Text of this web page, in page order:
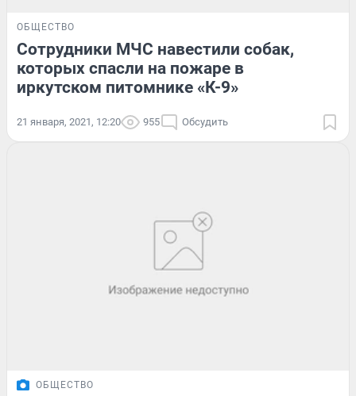
ОБЩЕСТВО
Сотрудники МЧС навестили собак,
которых спасли на пожаре в
иркутском питомнике «К-9»
21 января, 2021, 12:20 955 Обсудить
ОБЩЕСТВО